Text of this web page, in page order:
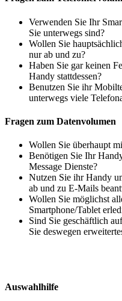
Verwenden Sie Ihr
Sie unterwegs sind?
Wollen Sie
nur ab und zu?
Haben Sie gar keinen
Handy stattdessen?
Benutzen Sie ihr
unterwegs viele
Fragen zum Datenvolumen
Wollen Sie überhaupt
Benötigen Sie Ihr
Message Dienste?
Nutzen Sie ihr Handy
ab und zu E-Mails
Wollen Sie möglichst
Smartphone/Tablet
Sind Sie geschäftlich
Sie deswegen
Auswahlhilfe